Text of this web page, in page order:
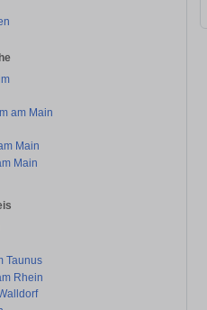
am Main
Main
Main
Taunus
Rhein